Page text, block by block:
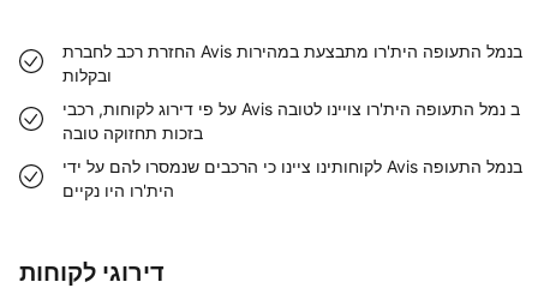
החזרת רכב לחברת Avis בנמל התעופה הית'רו מתבצעת במהירות
ובקלות
על פי דירוג לקוחות, רכבי Avis ב נמל התעופה הית'רו צויינו לטובה
בזכות תחזוקה טובה
לקוחותינו ציינו כי הרכבים שנמסרו להם על ידי Avis בנמל התעופה
הית'רו היו נקיים
דירוגי לקוחות